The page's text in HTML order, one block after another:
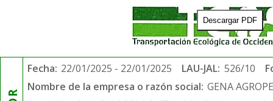
Descargar PDF
Fecha: 22/01/2025 - 22/01/2025 LAU-JAL: 526/10
Nombre de la empresa o razón social: GENA